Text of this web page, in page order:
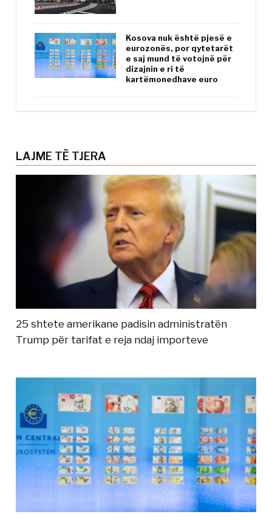
Kosova nuk është pjesë e
eurozonës, por qytetarët
e saj mund të votojnë për
dizajnin e ri të
kartëmonedhave euro
LAJME TË TJERA
25 shtete amerikane padisin administratën
Trump për tarifat e reja ndaj importeve